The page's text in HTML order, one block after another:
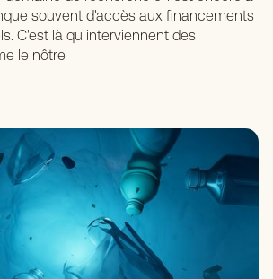
souvent d'accès aux financements
C'est là qu'interviennent des
le nôtre.